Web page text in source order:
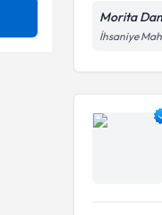
Morita
İhsaniye